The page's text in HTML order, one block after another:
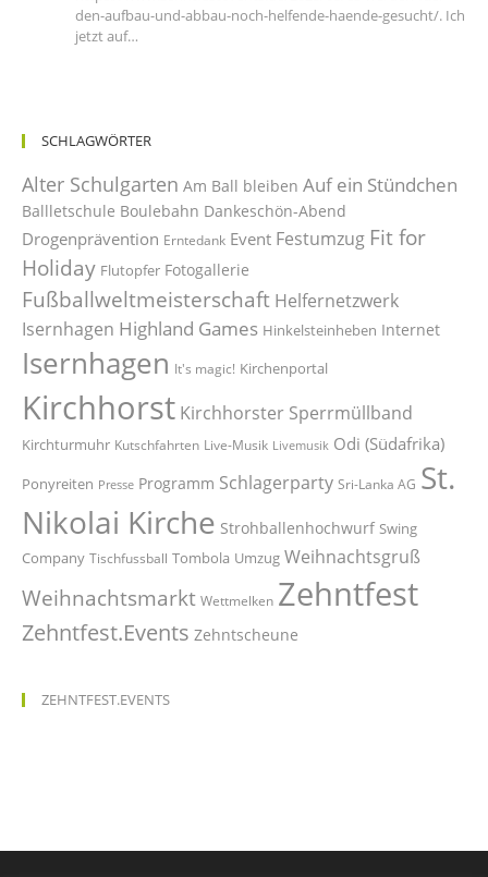
den-aufbau-und-abbau-noch-helfende-haende-gesucht/. Ich
jetzt auf…
SCHLAGWÖRTER
Alter Schulgarten Am Ball bleiben Auf ein Stündchen
Ballletschule Boulebahn Dankeschön-Abend
Drogenprävention Erntedank Event Festumzug Fit for
Holiday Flutopfer Fotogallerie
Fußballweltmeisterschaft Helfernetzwerk
Isernhagen Highland Games Hinkelsteinheben Internet
Isernhagen It's magic! Kirchenportal
Kirchhorst Kirchhorster Sperrmüllband
Kirchturmuhr Kutschfahrten Live-Musik Livemusik Odi (Südafrika)
Ponyreiten Presse Programm Schlagerparty Sri-Lanka AG St.
Nikolai Kirche Strohballenhochwurf Swing
Company Tischfussball Tombola Umzug Weihnachtsgruß
Weihnachtsmarkt Wettmelken Zehntfest
Zehntfest.Events Zehntscheune
ZEHNTFEST.EVENTS